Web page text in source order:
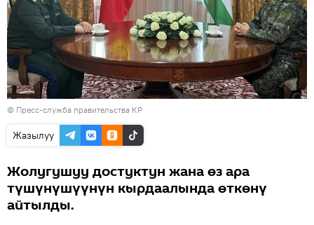
© Пресс-служба правительства КР
Жазылуу
Жолугушуу достуктун жана өз ара
түшүнүшүүнүн кырдаалында өткөнү
айтылды.